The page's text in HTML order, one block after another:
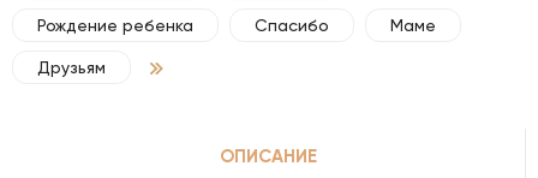
Рождение ребенка Спасибо Маме
Друзьям
ОПИСАНИЕ